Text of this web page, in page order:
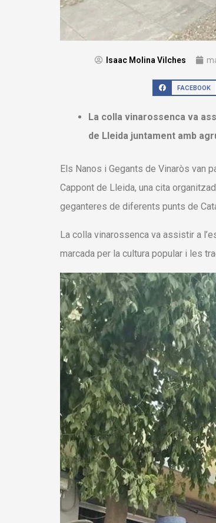
Isaac Molina Vilches
FACEBOOK
La colla vinarossenca va
de Lleida juntament amb
Els Nanos i Gegants de Vinaròs van
Cappont de Lleida, una cita
geganteres de diferents punts de
La colla vinarossenca va assistir a
marcada per la cultura popular i les